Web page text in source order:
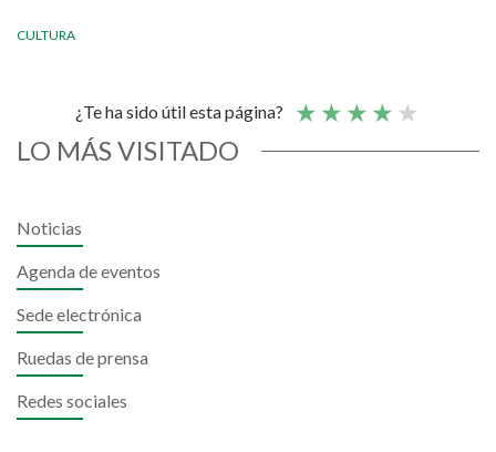
CULTURA
¿Te ha sido útil esta página?
LO MÁS VISITADO
Noticias
Agenda de eventos
Sede electrónica
Ruedas de prensa
Redes sociales